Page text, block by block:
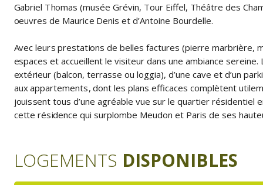
Gabriel Thomas (musée Grévin, Tour Eiffel, Théâtre des
oeuvres de Maurice Denis et d’Antoine Bourdelle.
Avec leurs prestations de belles factures (pierre marbrière,
espaces et accueillent le visiteur dans une ambiance
extérieur (balcon, terrasse ou loggia), d’une cave et d’un
aux appartements, dont les plans efficaces complètent
jouissent tous d’une agréable vue sur le quartier résidentiel
cette résidence qui surplombe Meudon et Paris de ses
LOGEMENTS DISPONIBLES